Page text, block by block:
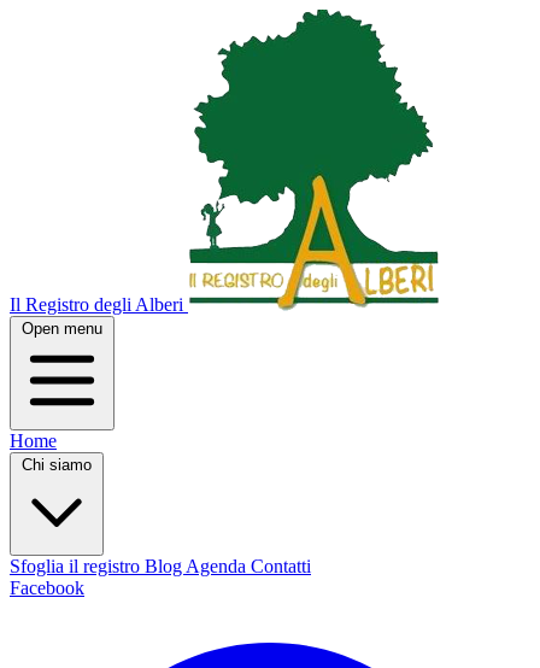
Il Registro degli Alberi
Open menu
Home
Chi siamo
Sfoglia il registro Blog Agenda Contatti
Facebook